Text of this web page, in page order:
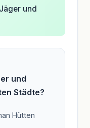
und
und
Städte?
Hütten